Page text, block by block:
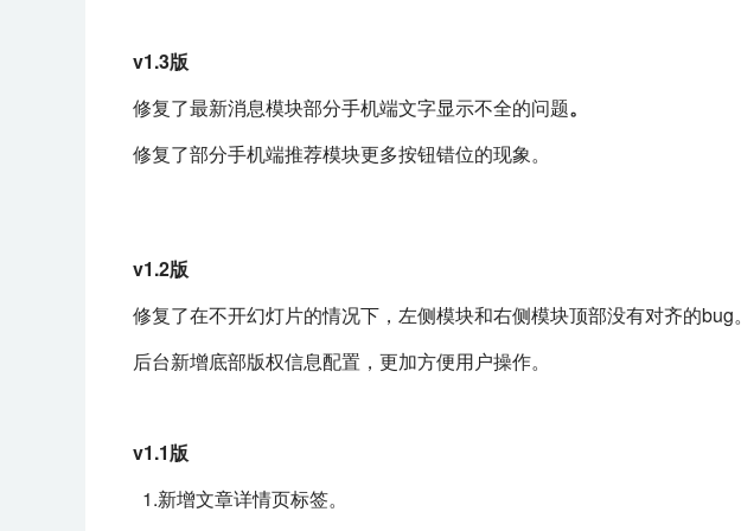
v1.3版
修复了最新消息模块部分手机端文字显示不全的问题。
修复了部分手机端推荐模块更多按钮错位的现象。
v1.2版
修复了在不开幻灯片的情况下，左侧模块和右侧模块顶部没有对齐的bug。
后台新增底部版权信息配置，更加方便用户操作。
v1.1版
1.新增文章详情页标签。